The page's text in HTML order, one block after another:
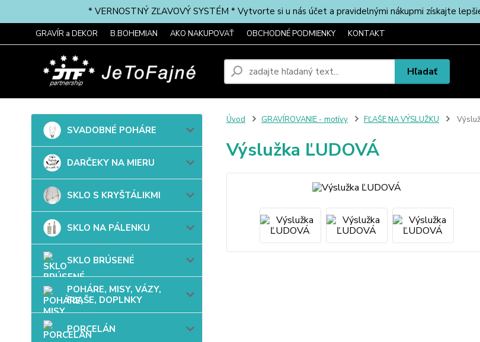
* VERNOSTNÝ ZĽAVOVÝ SYSTÉM * Vytvorte si u nás účet a pravidelnými nákupmi získajte
GRAVÍR a DEKOR B.BOHEMIAN AKO NAKUPOVAŤ OBCHODNÉ PODMIENKY KONTAKT
Hľadať
SVADOBNÉ POHÁRE
DARČEKY NA MIERU
SKLO S KRYŠTÁLIKMI
SKLO NA PÁLENKU
SKLO BRÚSENÉ
POHÁRE, MISY, VÁZY,
FĽAŠE, DOPLNKY
PORCELÁN
Úvod GRAVÍROVANIE - motívy FĽAŠE NA VÝSLUŽKU
Výslužka ĽUDOVÁ